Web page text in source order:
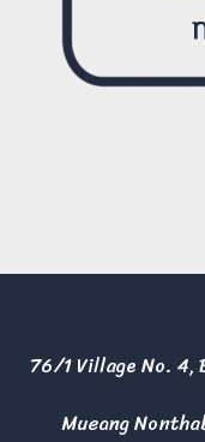
76/1 Village No. 4,
Mueang